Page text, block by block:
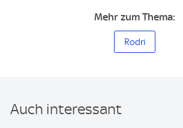
Mehr zum Thema:
Rodri
Auch interessant